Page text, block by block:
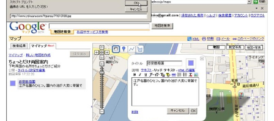
ショッピング その他